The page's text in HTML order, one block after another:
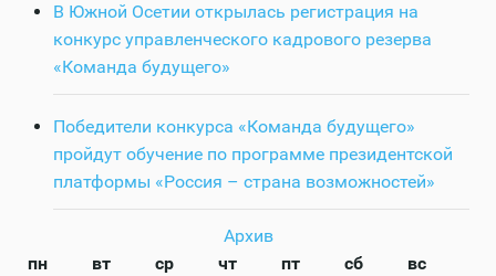
В Южной Осетии открылась регистрация на
конкурс управленческого кадрового резерва
«Команда будущего»
Победители конкурса «Команда будущего»
пройдут обучение по программе президентской
платформы «Россия – страна возможностей»
Архив
пн
вт ср чт пт сб
вс